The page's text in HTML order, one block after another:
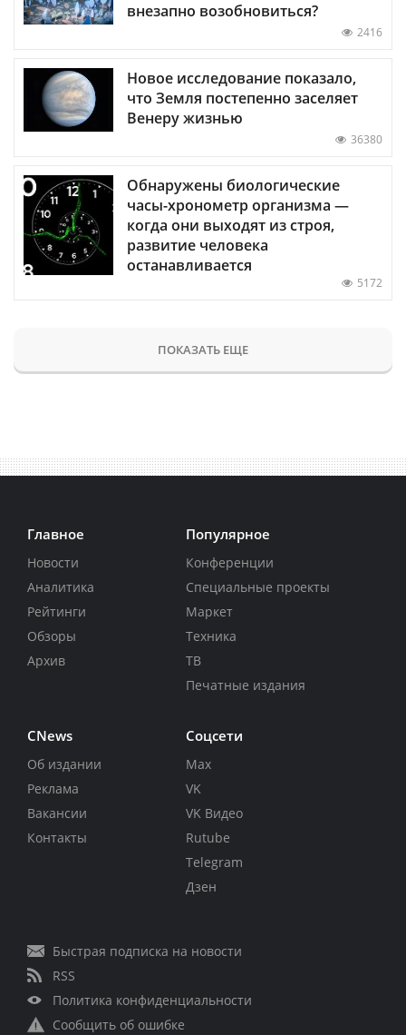
внезапно возобновиться?
2416
Новое исследование показало,
что Земля постепенно заселяет
Венеру жизнью
36380
Обнаружены биологические
часы-хронометр организма —
когда они выходят из строя,
развитие человека
останавливается
5172
ПОКАЗАТЬ ЕЩЕ
Главное
Новости
Аналитика
Рейтинги
Обзоры
Архив
Популярное
Конференции
Специальные проекты
Маркет
Техника
ТВ
Печатные издания
CNews
Об издании
Реклама
Вакансии
Контакты
Соцсети
Max
VK
VK Видео
Rutube
Telegram
Дзен
Быстрая подписка на новости
RSS
Политика конфиденциальности
Сообщить об ошибке